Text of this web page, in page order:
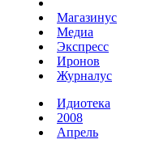
Магазинус
Медиа
Экспресс
Иронов
Журналус
Идиотека
2008
Апрель